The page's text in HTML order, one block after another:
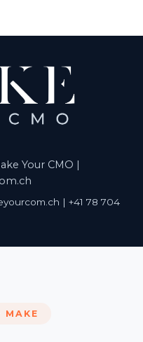
Your CMO |
| +41 78 704
MAKE